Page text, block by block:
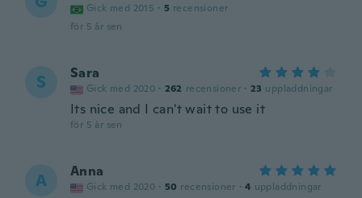
Gick med 2015 · 5 recensioner
för 5 år sen
S Sara
Gick med 2020 · 262 recensioner · 23 uppladdningar
Its nice and I can't wait to use it
för 5 år sen
A Anna
Gick med 2020 · 50 recensioner · 4 uppladdningar